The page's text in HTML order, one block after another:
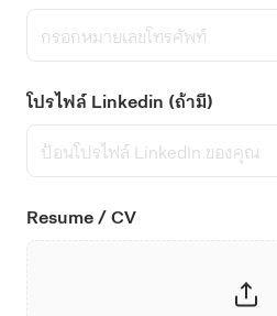
โปรไฟล์ Linkedin (ถ้ามี)
Resume / CV